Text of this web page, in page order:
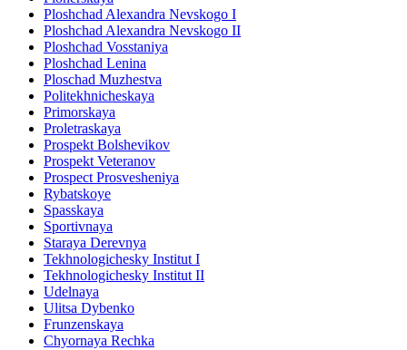
Ploshchad Alexandra Nevskogo I
Ploshchad Alexandra Nevskogo II
Ploshchad Vosstaniya
Ploshchad Lenina
Ploschad Muzhestva
Politekhnicheskaya
Primorskaya
Proletraskaya
Prospekt Bolshevikov
Prospekt Veteranov
Prospect Prosvesheniya
Rybatskoye
Spasskaya
Sportivnaya
Staraya Derevnya
Tekhnologichesky Institut I
Tekhnologichesky Institut II
Udelnaya
Ulitsa Dybenko
Frunzenskaya
Chyornaya Rechka